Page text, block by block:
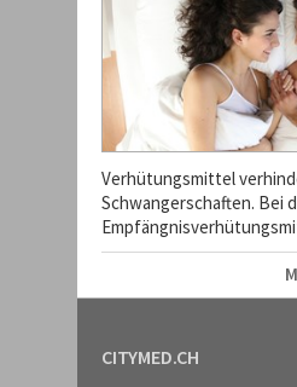
Verhütungsmittel
Schwangerschaften. Bei
CITYMED.CH